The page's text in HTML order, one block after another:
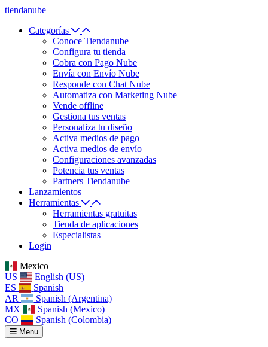
tiendanube
Categorías
Conoce Tiendanube
Configura tu tienda
Cobra con Pago Nube
Envía con Envío Nube
Responde con Chat Nube
Automatiza con Marketing Nube
Vende offline
Gestiona tus ventas
Personaliza tu diseño
Activa medios de pago
Activa medios de envío
Configuraciones avanzadas
Potencia tus ventas
Partners Tiendanube
Lanzamientos
Herramientas
Herramientas gratuitas
Tienda de aplicaciones
Especialistas
Login
Mexico
US
English (US)
ES
Spanish
AR
Spanish (Argentina)
MX
Spanish (Mexico)
CO
Spanish (Colombia)
Menu